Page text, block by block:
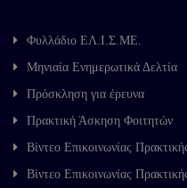
Φυλλάδιο ΕΛ.Ι.Σ.ΜΕ.
Μηνιαία Ενημερωτικά Δελτία
Πρόσκληση για έρευνα
Πρακτική Άσκηση Φοιτητών
Βίντεο Επικοινωνίας
Βίντεο Επικοινωνίας